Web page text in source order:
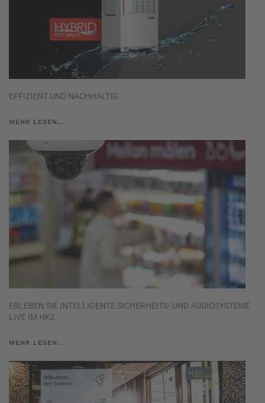
EFFIZIENT UND NACHHALTIG
MEHR LESEN…
ERLEBEN SIE INTELLIGENTE SICHERHEITS- UND AUDIOSYSTEME
LIVE IM HKZ
MEHR LESEN…